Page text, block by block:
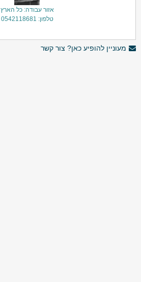
אזור עבודה: כל הארץ
טלפון: 0542118681
מעוניין להופיע כאן? צור קשר